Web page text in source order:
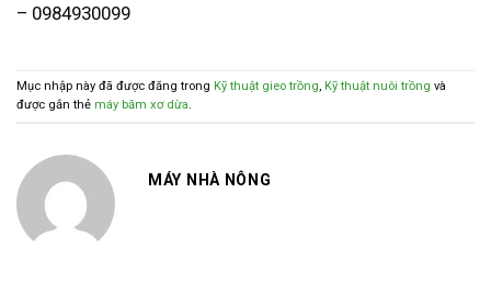
– 0984930099
Mục nhập này đã được đăng trong Kỹ thuật gieo trồng, Kỹ thuật nuôi trồng và
được gắn thẻ máy băm xơ dừa.
MÁY NHÀ NÔNG